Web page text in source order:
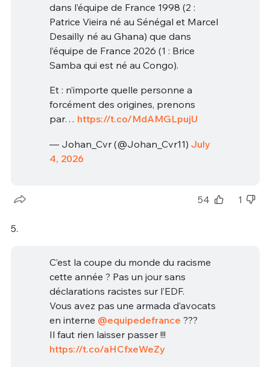
dans l’équipe de France 1998 (2 :
Patrice Vieira né au Sénégal et Marcel
Desailly né au Ghana) que dans
l’équipe de France 2026 (1 : Brice
Samba qui est né au Congo).
Et : n’importe quelle personne a
forcément des origines, prenons
par… https://t.co/MdAMGLpujU
— Johan_Cvr (@Johan_Cvr11) July
4, 2026
54 1
5.
C’est la coupe du monde du racisme
cette année ? Pas un jour sans
déclarations racistes sur l’EDF.
Vous avez pas une armada d’avocats
en interne @equipedefrance ???
Il faut rien laisser passer !!!
https://t.co/aHCfxeWeZy